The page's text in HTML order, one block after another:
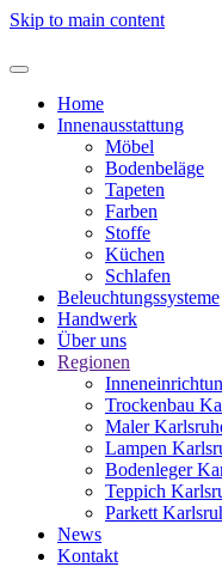
Skip to main content
Home
Innenausstattung
Möbel
Bodenbeläge
Tapeten
Farben
Stoffe
Küchen
Schlafen
Beleuchtungssysteme
Handwerk
Über uns
Regionen
Trockenbau
Maler
Lampen
Bodenleger
Teppich
Parkett
News
Kontakt